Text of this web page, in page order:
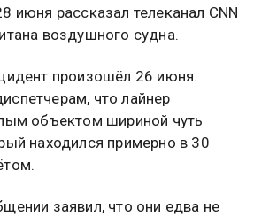
июня рассказал телеканал CNN
воздушного судна.
произошёл 26 июня.
что лайнер
объектом шириной чуть
находился примерно в 30
заявил, что они едва не